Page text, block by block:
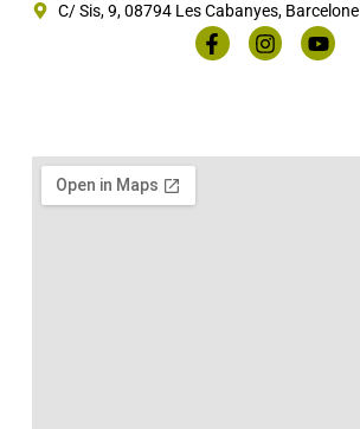
C/ Sis, 9, 08794 Les Cabanyes, Barcelone